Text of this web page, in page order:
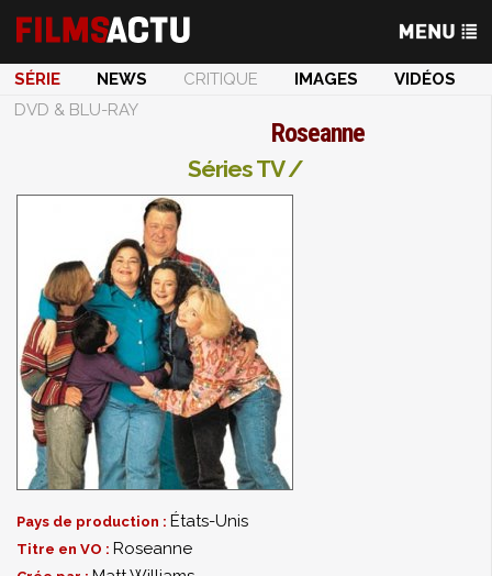
SÉRIE NEWS CRITIQUE IMAGES
VIDÉOS
DVD & BLU-RAY
Roseanne
Séries TV /
Pays de production : États-Unis
Titre en VO : Roseanne